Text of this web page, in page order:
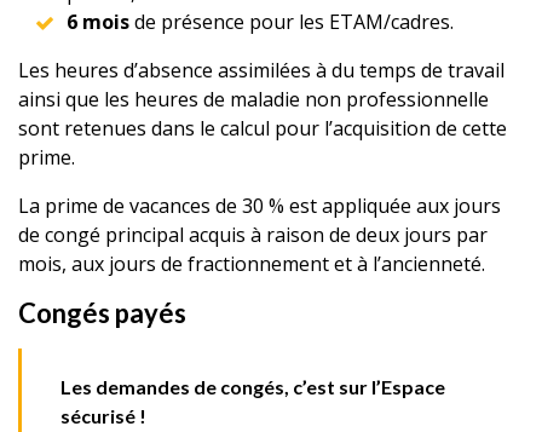
6 moisde présence pour les ETAM/cadres.
Les heures d’absence assimilées à du temps de travail
ainsi que les heures de maladie non professionnelle
sont retenues dans le calcul pour l’acquisition de cette
prime.
La prime de vacances de 30 % est appliquée aux jours
de congé principal acquis à raison de deux jours par
mois, aux jours de fractionnement et à l’ancienneté.
Congés payés
Les demandes de congés, c’est sur l’Espace
sécurisé !